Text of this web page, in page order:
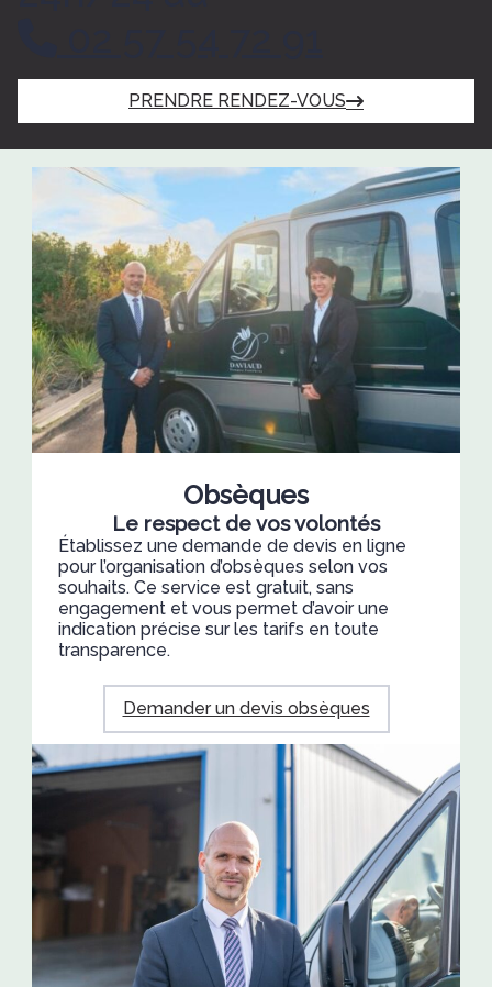
PRENDRE RENDEZ-VOUS
Obsèques
Le respect de vos volontés
Établissez une demande de devis en ligne
pour l’organisation d’obsèques selon vos
souhaits. Ce service est gratuit, sans
engagement et vous permet d’avoir une
indication précise sur les tarifs en toute
transparence.
Demander un devis obsèques